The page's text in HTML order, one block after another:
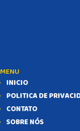
MENU
INICIO
POLITICA DE
CONTATO
SOBRE NÓS